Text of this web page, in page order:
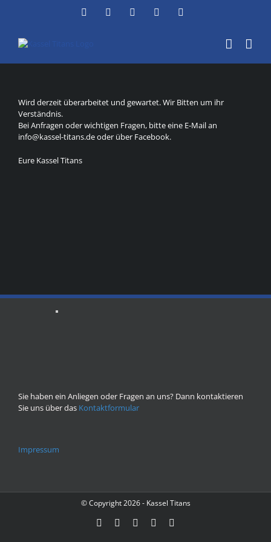
FacebookInstagramYouTubeFlickr
Wird derzeit überarbeitet und gewartet. Wir Bitten um ihr
Verständnis.
Bei Anfragen oder wichtigen Fragen, bitte eine E-Mail an
info@kassel-titans.de oder über Facebook.
Eure Kassel Titans
Sie haben ein Anliegen oder Fragen an uns? Dann kontaktieren
Sie uns über das Kontaktformular
Impressum
© Copyright2026 - Kassel Titans
FacebookInstagramYouTube
Flickr